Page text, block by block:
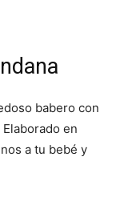
babero con
en
a tu bebé y